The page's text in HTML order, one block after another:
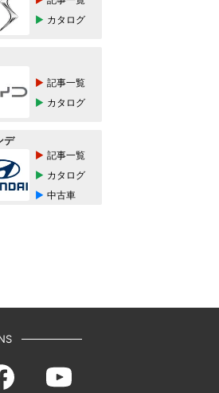
カタログ
記事一覧
カタログ
デ
記事一覧
カタログ
中古車